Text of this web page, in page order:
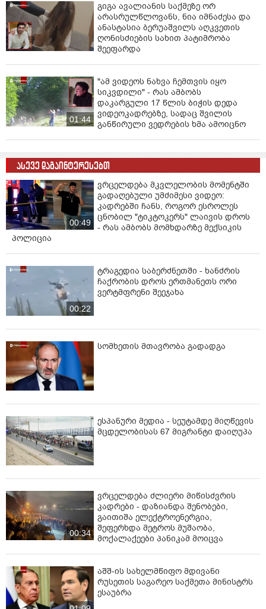
გიგა ავალიანის საქმეზე ორ
არასრულწლოვანს, ნია იმნაძესა და
ანასტასია ბერუაშვილს აღკვეთის
ღონისძიების სახით პატიმრობა
შეეფარდა
01:44
"ამ ვიდეოს ნახვა ჩემთვის იყო
სიკვდილი" - რას ამბობს
დაკარგული 17 წლის ბიჭის დედა
ვიდეოკადრებზე, სადაც შვილის
განწირული ვედრების ხმა ამოიცნო
ასევე დაგაინტერესებთ
00:49
ვრცელდება მკვლელობის მომენტში
გადაღებული უმძიმესი ვიდეო:
კადრებში ჩანს, როგორ ესროლეს
ცნობილ "ტიკტოკერს" ლაივის დროს
- რას ამბობს მომხდარზე მექსიკის
პოლიცია
00:22
ტრაგედია საბერძნეთში - ხანძრის
ჩაქრობის დროს ერთმანეთს ორი
ვერტმფრენი შეეჯახა
სომხეთის მთავრობა გადადგა
ესპანური მედია - სეუტამდე მიღწევის
მცდელობისას 67 მიგრანტი დაიღუპა
00:34
ვრცელდება ძლიერი მიწისძვრის
კადრები - დაზიანდა შენობები,
გაითიშა ელექტროენერგია,
შეფერხდა მეტროს მუშაობა,
მოქალაქეები პანიკამ მოიცვა
აშშ-ის სახელმწიფო მდივანი
რუსეთის საგარეო საქმეთა მინისტრს
ესაუბრა